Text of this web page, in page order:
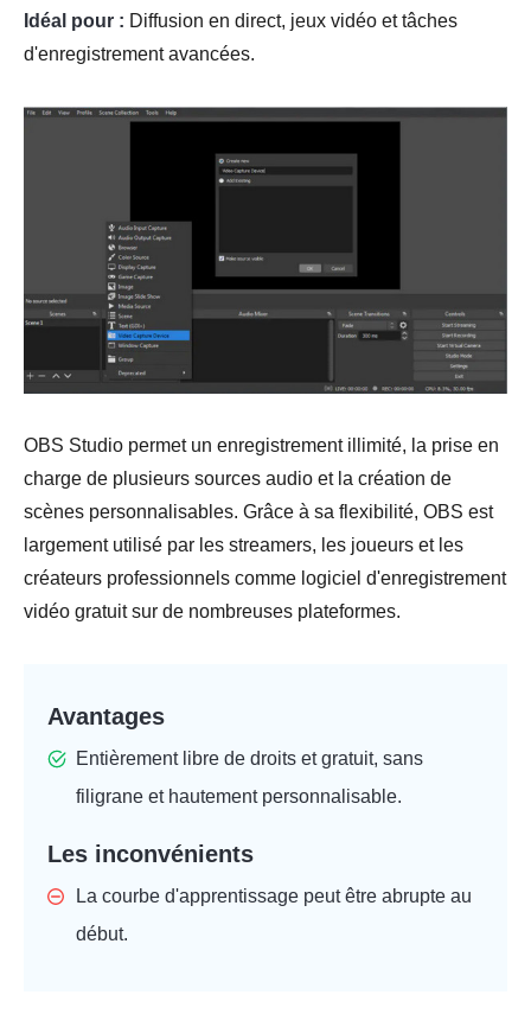
Idéal pour : Diffusion en direct, jeux vidéo et tâches
d'enregistrement avancées.
OBS Studio permet un enregistrement illimité, la prise en
charge de plusieurs sources audio et la création de
scènes personnalisables. Grâce à sa flexibilité, OBS est
largement utilisé par les streamers, les joueurs et les
créateurs professionnels comme logiciel d'enregistrement
vidéo gratuit sur de nombreuses plateformes.
Avantages
Entièrement libre de droits et gratuit, sans
filigrane et hautement personnalisable.
Les inconvénients
La courbe d'apprentissage peut être abrupte au
début.